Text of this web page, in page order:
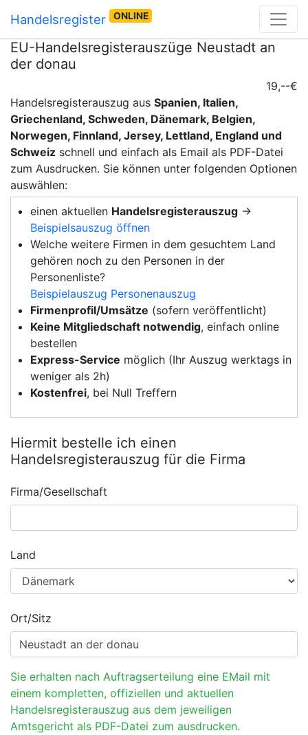
Handelsregister ONLINE
EU-Handelsregisterauszüge Neustadt an
der donau
19,--€
Handelsregisterauszug aus Spanien, Italien,
Griechenland, Schweden, Dänemark, Belgien,
Norwegen, Finnland, Jersey, Lettland, England und
Schweiz schnell und einfach als Email als PDF-Datei
zum Ausdrucken. Sie können unter folgenden Optionen
auswählen:
einen aktuellen Handelsregisterauszug →
Beispielsauszug öffnen
Welche weitere Firmen in dem gesuchtem Land
gehören noch zu den Personen in der
Personenliste?
Beispielauszug Personenauszug
Firmenprofil/Umsätze (sofern veröffentlicht)
Keine Mitgliedschaft notwendig, einfach online
bestellen
Express-Service möglich (Ihr Auszug werktags in
weniger als 2h)
Kostenfrei, bei Null Treffern
Hiermit bestelle ich einen
Handelsregisterauszug für die Firma
Firma/Gesellschaft
Land
Ort/Sitz
Sie erhalten nach Auftragserteilung eine EMail mit
einem kompletten, offiziellen und aktuellen
Handelsregisterauszug aus dem jeweiligen
Amtsgericht als PDF-Datei zum ausdrucken.